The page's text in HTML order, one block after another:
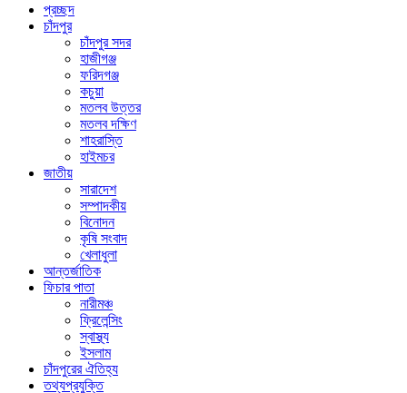
প্রচ্ছদ
চাঁদপুর
চাঁদপুর সদর
হাজীগঞ্জ
ফরিদগঞ্জ
কচুয়া
মতলব উত্তর
মতলব দক্ষিণ
শাহরাস্তি
হাইমচর
জাতীয়
সারাদেশ
সম্পাদকীয়
বিনোদন
কৃষি সংবাদ
খেলাধুলা
আন্তর্জাতিক
ফিচার পাতা
নারীমঞ্চ
ফ্রিলেন্সিং
স্বাস্থ্য
ইসলাম
চাঁদপুরের ঐতিহ্য
তথ্যপ্রযুক্তি